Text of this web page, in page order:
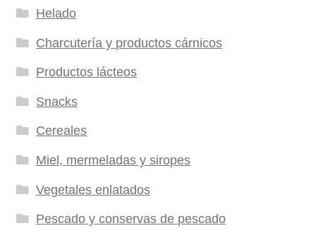
Helado
Charcutería y productos cárnicos
Productos lácteos
Snacks
Cereales
Miel, mermeladas y siropes
Vegetales enlatados
Pescado y conservas de pescado